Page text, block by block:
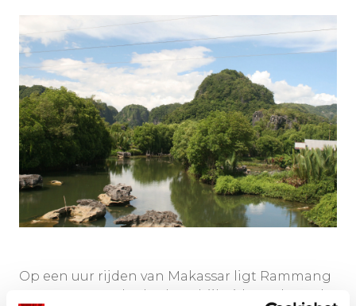
Op een uur rijden van Makassar ligt Rammang
Rammang. Ondanks de nabijheid van de stad